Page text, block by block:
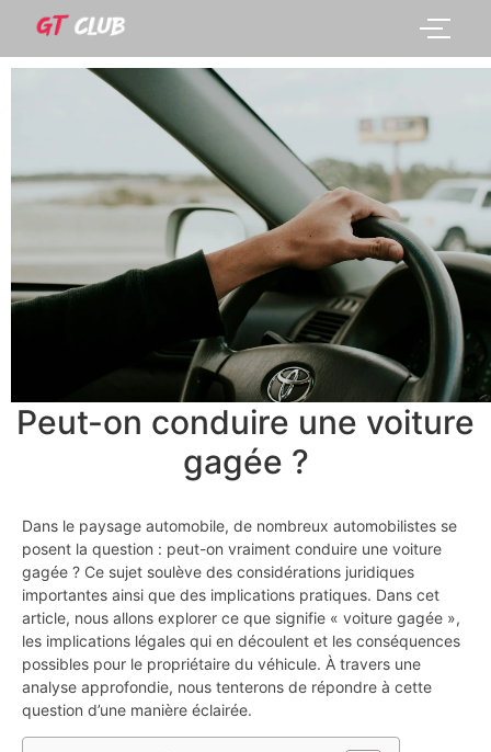
Peut-on conduire une voiture
gagée ?
Dans le paysage automobile, de nombreux automobilistes se
posent la question : peut-on vraiment conduire une voiture
gagée ? Ce sujet soulève des considérations juridiques
importantes ainsi que des implications pratiques. Dans cet
article, nous allons explorer ce que signifie « voiture gagée »,
les implications légales qui en découlent et les conséquences
possibles pour le propriétaire du véhicule. À travers une
analyse approfondie, nous tenterons de répondre à cette
question d’une manière éclairée.